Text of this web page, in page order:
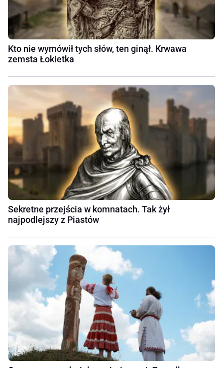
Kto nie wymówił tych słów, ten ginął. Krwawa
zemsta Łokietka
Sekretne przejścia w komnatach. Tak żył
najpodlejszy z Piastów